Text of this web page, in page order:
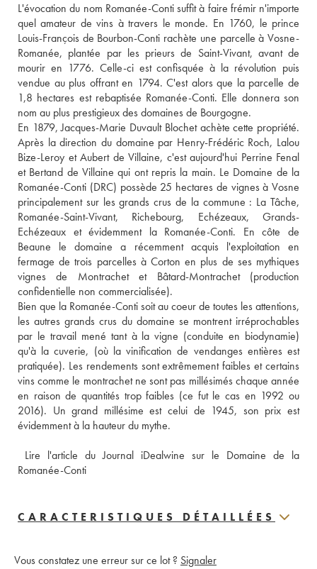
L'évocation du nom Romanée-Conti suffit à faire frémir n'importe
quel amateur de vins à travers le monde. En 1760, le prince
Louis-François de Bourbon-Conti rachète une parcelle à Vosne-
Romanée, plantée par les prieurs de Saint-Vivant, avant de
mourir en 1776. Celle-ci est confisquée à la révolution puis
vendue au plus offrant en 1794. C'est alors que la parcelle de
1,8 hectares est rebaptisée Romanée-Conti. Elle donnera son
nom au plus prestigieux des domaines de Bourgogne.
En 1879, Jacques-Marie Duvault Blochet achète cette propriété.
Après la direction du domaine par Henry-Frédéric Roch, Lalou
Bize-Leroy et Aubert de Villaine, c'est aujourd'hui Perrine Fenal
et Bertand de Villaine qui ont repris la main. Le Domaine de la
Romanée-Conti (DRC) possède 25 hectares de vignes à Vosne
principalement sur les grands crus de la commune : La Tâche,
Romanée-Saint-Vivant, Richebourg, Echézeaux, Grands-
Echézeaux et évidemment la Romanée-Conti. En côte de
Beaune le domaine a récemment acquis l'exploitation en
fermage de trois parcelles à Corton en plus de ses mythiques
vignes de Montrachet et Bâtard-Montrachet (production
confidentielle non commercialisée).
Bien que la Romanée-Conti soit au coeur de toutes les attentions,
les autres grands crus du domaine se montrent irréprochables
par le travail mené tant à la vigne (conduite en biodynamie)
qu'à la cuverie, (où la vinification de vendanges entières est
pratiquée). Les rendements sont extrêmement faibles et certains
vins comme le montrachet ne sont pas millésimés chaque année
en raison de quantités trop faibles (ce fut le cas en 1992 ou
2016). Un grand millésime est celui de 1945, son prix est
évidemment à la hauteur du mythe.
Lire l'article du Journal iDealwine sur le Domaine de la
Romanée-Conti
CARACTERISTIQUES DÉTAILLÉES
Vous constatez une erreur sur ce lot ? Signaler